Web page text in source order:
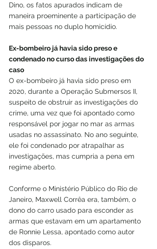
Dino, os fatos apurados indicam de
maneira proeminente a participação de
mais pessoas no duplo homicídio.
Ex-bombeiro já havia sido preso e
condenado no curso das investigações do
caso
O ex-bombeiro já havia sido preso em
2020, durante a Operação Submersos II,
suspeito de obstruir as investigações do
crime, uma vez que foi apontado como
responsável por jogar no mar as armas
usadas no assassinato. No ano seguinte,
ele foi condenado por atrapalhar as
investigações, mas cumpria a pena em
regime aberto.
Conforme o Ministério Público do Rio de
Janeiro, Maxwell Corrêa era, também, o
dono do carro usado para esconder as
armas que estavam em um apartamento
de Ronnie Lessa, apontado como autor
dos disparos.